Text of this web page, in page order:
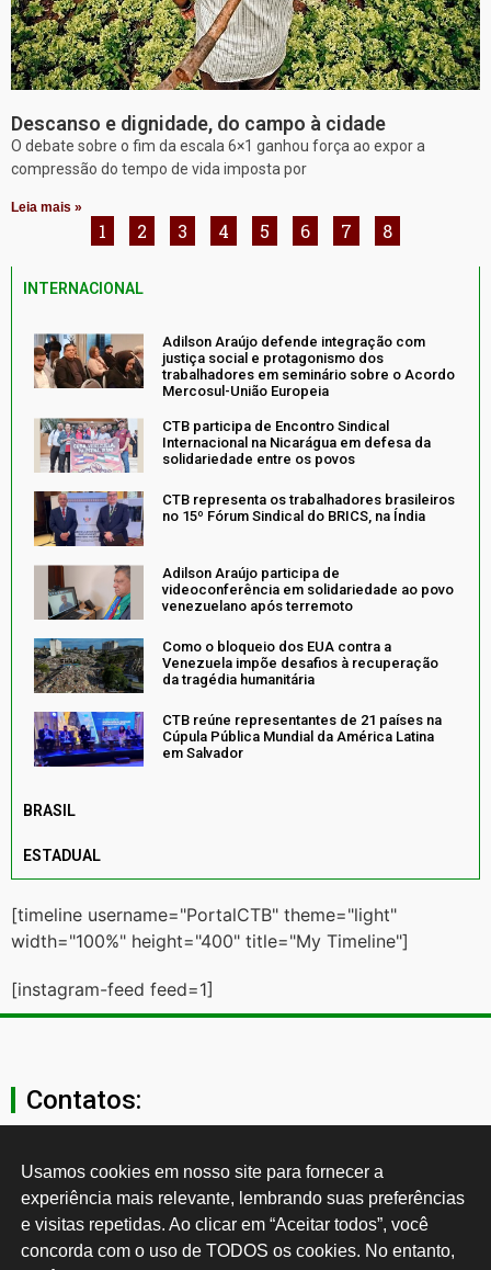
Descanso e dignidade, do campo à cidade
O debate sobre o fim da escala 6×1 ganhou força ao expor a
compressão do tempo de vida imposta por
Leia mais »
1 2 3 4 5 6 7 8
INTERNACIONAL
Adilson Araújo defende integração com
justiça social e protagonismo dos
trabalhadores em seminário sobre o Acordo
Mercosul-União Europeia
CTB participa de Encontro Sindical
Internacional na Nicarágua em defesa da
solidariedade entre os povos
CTB representa os trabalhadores brasileiros
no 15º Fórum Sindical do BRICS, na Índia
Adilson Araújo participa de
videoconferência em solidariedade ao povo
venezuelano após terremoto
Como o bloqueio dos EUA contra a
Venezuela impõe desafios à recuperação
da tragédia humanitária
CTB reúne representantes de 21 países na
Cúpula Pública Mundial da América Latina
em Salvador
BRASIL
ESTADUAL
[timeline username="PortalCTB" theme="light"
width="100%" height="400" title="My Timeline"]
[instagram-feed feed=1]
Contatos:
secgeral@ctb.org.br
11 3874-0040
Rua Cardoso de Almeida, 1843, Sumaré São Paulo - SP -
Usamos cookies em nosso site para fornecer a
experiência mais relevante, lembrando suas preferências
e visitas repetidas. Ao clicar em “Aceitar todos”, você
concorda com o uso de TODOS os cookies. No entanto,